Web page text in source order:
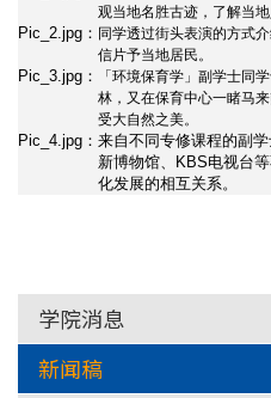
观当地名胜古迹，了解当地
Pic_2.jpg： 同学透过街头表演的方式
信片予当地居民。
Pic_3.jpg：
「环境保育学」副学士同
林，又在保育中心一睹马
受大自然之美。
Pic_4.jpg： 来自不同专修课程的副
新博物馆、KBS电视台
化发展的相互关系。
学院消息
新闻稿